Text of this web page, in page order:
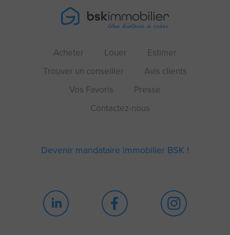
Acheter Louer
Estimer
Trouver un conseiller
Avis clients
Vos Favoris
Presse
Contactez-nous
Devenir mandataire immobilier BSK !